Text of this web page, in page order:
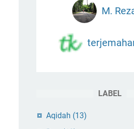
M.
LABEL
Aqidah (13)